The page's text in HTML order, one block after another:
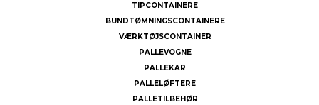
TIPCONTAINERE
BUNDTØMNINGSCONTAINERE
VÆRKTØJSCONTAINER
PALLEVOGNE
PALLEKAR
PALLELØFTERE
PALLETILBEHØR